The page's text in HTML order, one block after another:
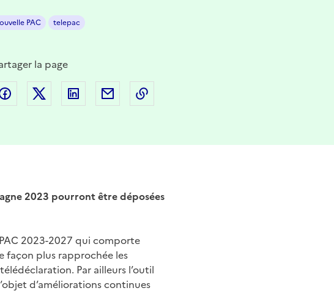
PAC telepac
la page
Partager sur Facebook
Partager sur Twitter
Partager sur LinkedIn
Partager par email
2023 pourront être déposées
2023-2027 qui comporte
façon plus rapprochée les
Par ailleurs l’outil
d’améliorations continues